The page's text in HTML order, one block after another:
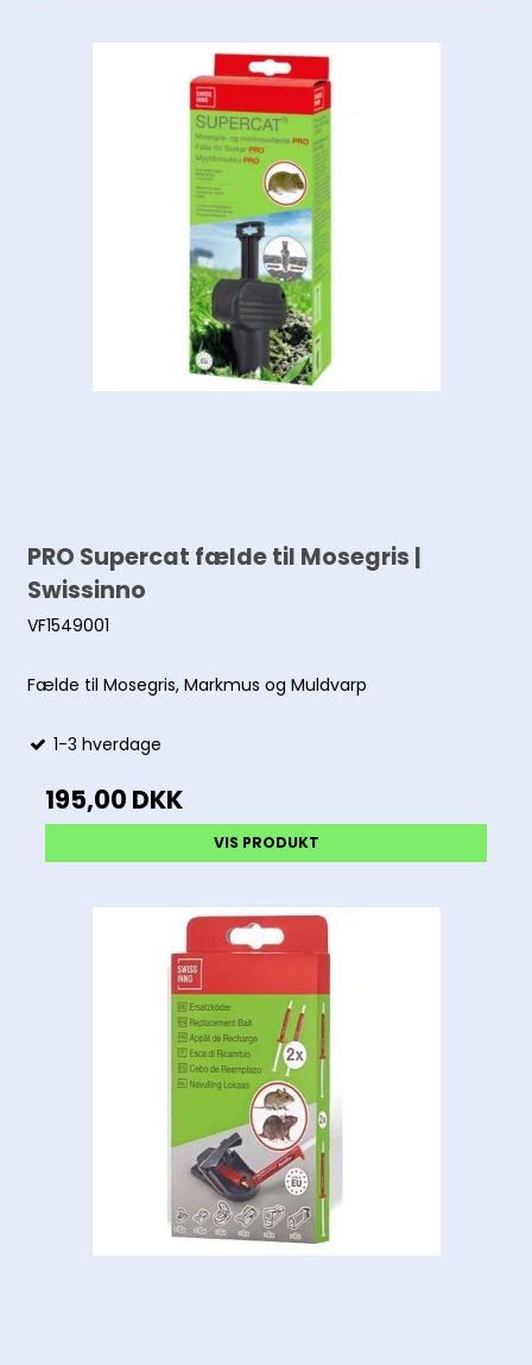
PRO Supercat fælde til Mosegris |
Swissinno
VF1549001
Fælde til Mosegris, Markmus og Muldvarp
1-3 hverdage
195,00 DKK
VIS PRODUKT